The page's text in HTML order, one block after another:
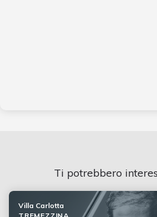
Ti potrebbero
Villa Carlotta